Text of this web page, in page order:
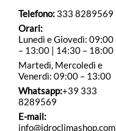
Telefono: 333 8289569
Orari:
Lunedì e Giovedì: 09:00
– 13:00 | 14:30 – 18:00
Martedì, Mercoledì e
Venerdì: 09:00 – 13:00
Whatsapp:+39 333
8289569
E-mail:
info@idroclimashop.com